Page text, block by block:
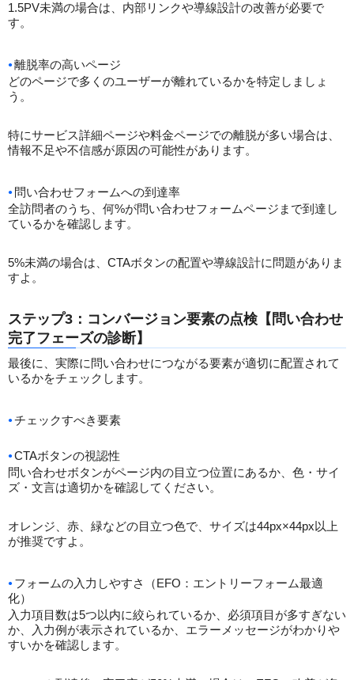
1.5PV未満の場合は、内部リンクや導線設計の改善が必要で
す。
離脱率の高いページ
どのページで多くのユーザーが離れているかを特定しましょ
う。
特にサービス詳細ページや料金ページでの離脱が多い場合は、
情報不足や不信感が原因の可能性があります。
問い合わせフォームへの到達率
全訪問者のうち、何%が問い合わせフォームページまで到達し
ているかを確認します。
5%未満の場合は、CTAボタンの配置や導線設計に問題がありま
すよ。
ステップ3：コンバージョン要素の点検【問い合わせ
完了フェーズの診断】
最後に、実際に問い合わせにつながる要素が適切に配置されて
いるかをチェックします。
チェックすべき要素
CTAボタンの視認性
問い合わせボタンがページ内の目立つ位置にあるか、色・サイ
ズ・文言は適切かを確認してください。
オレンジ、赤、緑などの目立つ色で、サイズは44px×44px以上
が推奨ですよ。
フォームの入力しやすさ（EFO：エントリーフォーム最適
化）
入力項目数は5つ以内に絞られているか、必須項目が多すぎない
か、入力例が表示されているか、エラーメッセージがわかりや
すいかを確認します。